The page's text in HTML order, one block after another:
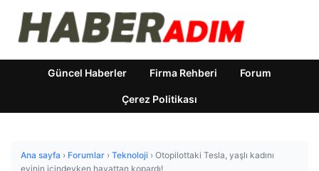
Güncel Haberler Firma Rehberi Forum
Çerez Politikası
Ana sayfa › Forumlar › Teknoloji › Otopilottaki Tesla, yaşlı kadını
evinin içindeyken hayattan kopardı!